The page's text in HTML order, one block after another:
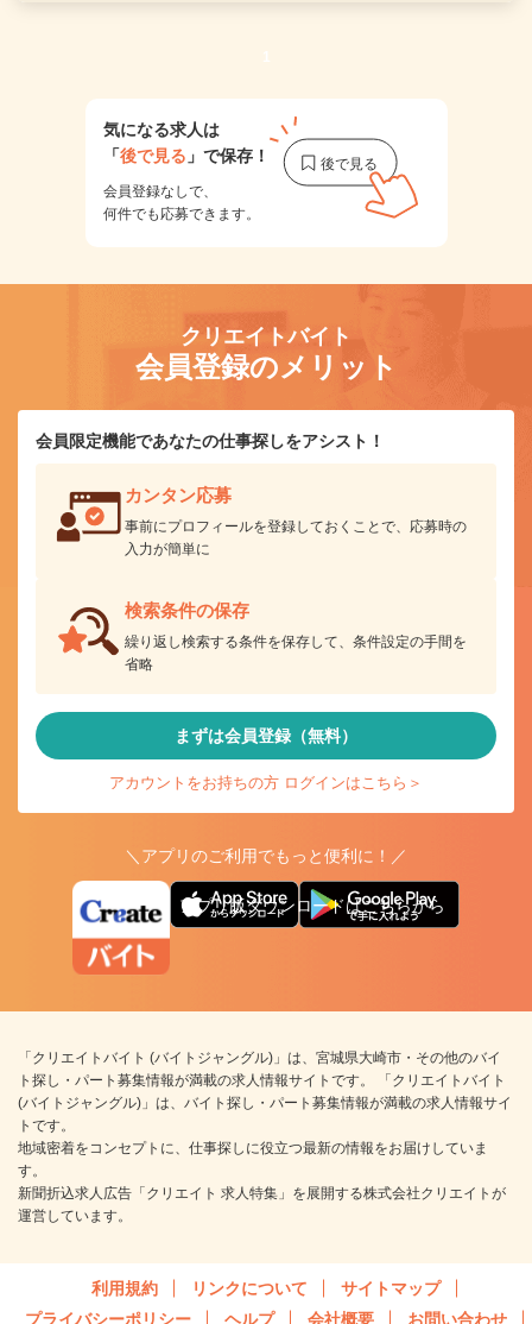
1
気になる求人は
「後で見る 」で保存！
会員登録なしで、
何件でも応募できます。
クリエイトバイト
会員登録のメリット
会員限定機能であなたの仕事探しをアシスト！
カンタン応募
事前にプロフィールを登録しておくことで、応募時の
入力が簡単に
検索条件の保存
繰り返し検索する条件を保存して、条件設定の手間を
省略
まずは会員登録（無料）
アカウントをお持ちの方 ログインはこちら＞
＼アプリのご利用でもっと便利に！／
アプリ版ダウンロードはこちらから
「クリエイトバイト (バイトジャングル)」は、宮城県大崎市・その他のバイ
ト探し・パート募集情報が満載の求人情報サイトです。 「クリエイトバイト
(バイトジャングル)」は、バイト探し・パート募集情報が満載の求人情報サイ
トです。
地域密着をコンセプトに、仕事探しに役立つ最新の情報をお届けしていま
す。
新聞折込求人広告「クリエイト 求人特集」を展開する株式会社クリエイトが
運営しています。
利用規約 リンクについて
サイトマップ
プライバシーポリシー
ヘルプ 会社概要 お問い合わせ